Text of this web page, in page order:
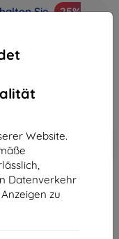
Website.
Datenverkehr
zu
Sie
25%
In den